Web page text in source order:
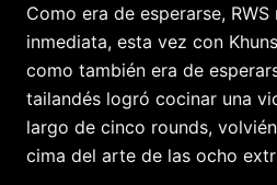
Como era de esperarse,
inmediata, esta vez con
como también era de
tailandés logró cocinar una
largo de cinco rounds,
cima del arte de las ocho